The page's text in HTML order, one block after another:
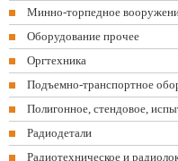
Минно-торпедное
Оборудование прочее
Оргтехника
Подъемно-транспортное
Полигонное, стендовое,
Радиодетали
Радиотехническое и